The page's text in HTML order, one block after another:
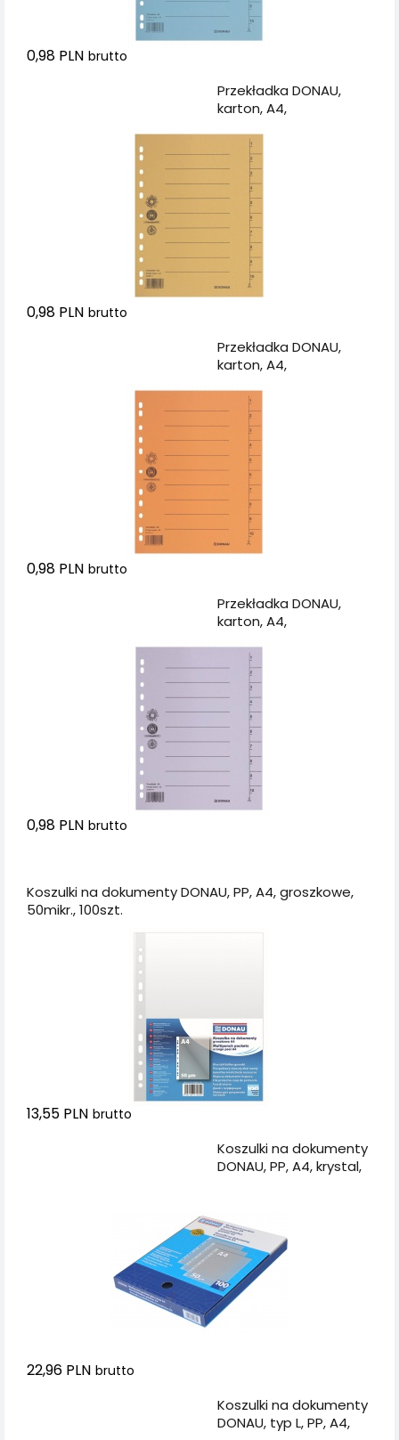
0,98 PLN brutto
Przekładka DONAU,
karton, A4,
karta, żółta
0,98 PLN brutto
Przekładka DONAU,
karton, A4,
karta, pomarańczowa
0,98 PLN brutto
Przekładka DONAU,
karton, A4,
karta, szara
0,98 PLN brutto
Koszulki na dokumenty DONAU, PP, A4, groszkowe,
50mikr., 100szt.
13,55 PLN brutto
Koszulki na dokumenty
DONAU, PP, A4, krystal,
22,96 PLN brutto
Koszulki na dokumenty
DONAU, typ L, PP, A4,